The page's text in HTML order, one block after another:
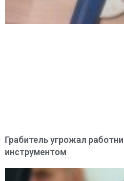
Грабитель угрожал
инструментом